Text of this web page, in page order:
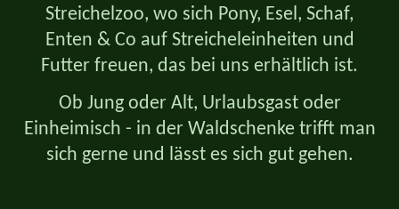
Streichelzoo, wo sich Pony, Esel, Schaf,
Enten & Co auf Streicheleinheiten und
Futter freuen, das bei uns erhältlich ist.
Ob Jung oder Alt, Urlaubsgast oder
Einheimisch - in der Waldschenke trifft man
sich gerne und lässt es sich gut gehen.